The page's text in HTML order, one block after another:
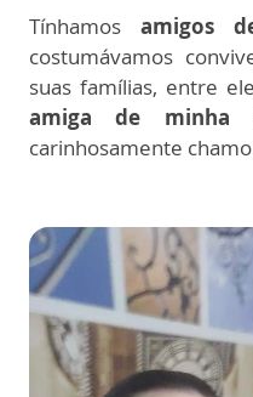
Tínhamos amigos
costumávamos
suas famílias, entre
amiga de minha
carinhosamente